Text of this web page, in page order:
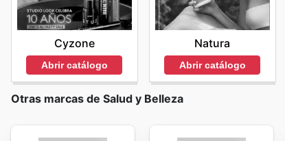
Cyzone
Abrir catálogo
Natura
Abrir catálogo
Otras marcas de Salud y Belleza